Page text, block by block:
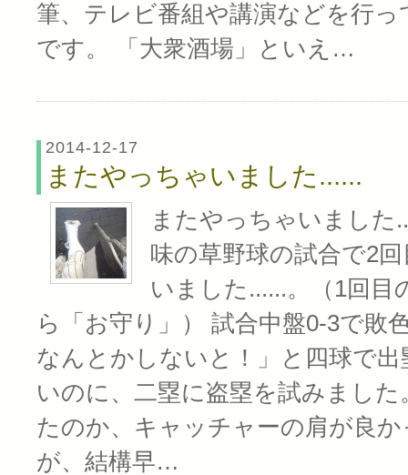
筆、テレビ番組や講演などを行
です。 「大衆酒場」といえ…
2014-12-17
またやっちゃいました......
またやっちゃいました
味の草野球の試合で2
いました......。（1回目
ら「お守り」） 試合中盤0-3で敗
なんとかしないと！」と四球で
いのに、二塁に盗塁を試みまし
たのか、キャッチャーの肩が良
が、結構早…